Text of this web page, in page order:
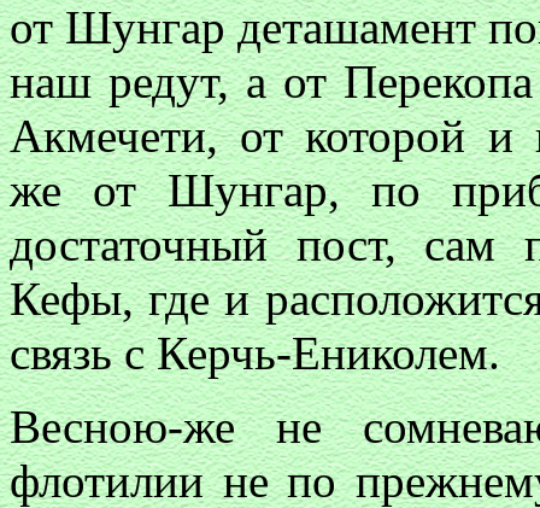
от Шунгар деташамент
наш редут, а от
Акмечети, от которой и
же от Шунгар, по
достаточный пост, сам
Кефы, где и
связь с Керчь-Ениколем.
Весною-же не
флотилии не по